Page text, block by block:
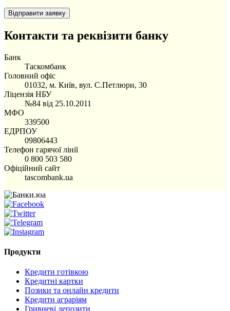
Контакти та реквізити банку
Банк
Таскомбанк
Головний офіс
01032, м. Київ, вул. С.Петлюри, 30
Ліцензія НБУ
№84 від 25.10.2011
МФО
339500
ЕДРПОУ
09806443
Телефон гарячої лінії
0 800 503 580
Офіційний сайт
tascombank.ua
Продукти
Кредити готівкою
Кредитні картки
Позики та онлайн кредити
Кредити аграріям
Гривневі депозити